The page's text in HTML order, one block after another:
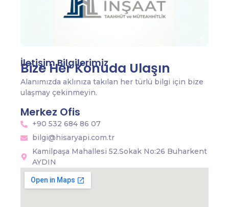
İletişim Bilgilerimiz
Bize Her Konuda Ulaşın
Alanımızda aklınıza takılan her türlü bilgi için bize
ulaşmay çekinmeyin.
Merkez Ofis
+90 532 684 86 07
bilgi@hisaryapi.com.tr
Kamilpaşa Mahallesi 52.Sokak No:26 Buharkent
AYDIN